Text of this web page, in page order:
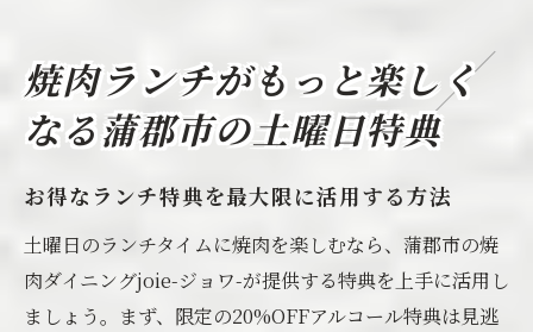
焼肉ランチがもっと楽しく
なる蒲郡市の土曜日特典
お得なランチ特典を最大限に活用する方法
土曜日のランチタイムに焼肉を楽しむなら、蒲郡市の焼
肉ダイニングjoie-ジョワ-が提供する特典を上手に活用し
ましょう。まず、限定の20%OFFアルコール特典は見逃